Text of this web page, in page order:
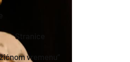
Stranice
vremenu”